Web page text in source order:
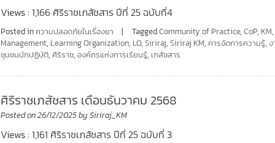
Views : 1,166 ศิริราชเภสัชสาร ปีที่ 25 ฉบับที่4
Posted in ความปลอดภัยในเรื่องยา TaggedCommunity of Practice, CoP, KM,
Management, Learning Organization, LO, Siriraj, Siriraj KM, การจัดการความรู้,
ชุมชนนักปฏิบัติ, ศิริราช, องค์กรแห่งการเรียนรู้, เภสัชสาร
ศิริราชเภสัชสาร เดือนธันวาคม 2568
Posted on26/12/2025by Siriraj_KM
Views : 1,161 ศิริราชเภสัชสาร ปีที่ 25 ฉบับที่ 3